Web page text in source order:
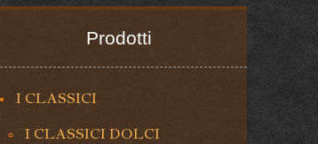
Prodotti
I CLASSICI
I CLASSICI DOLCI